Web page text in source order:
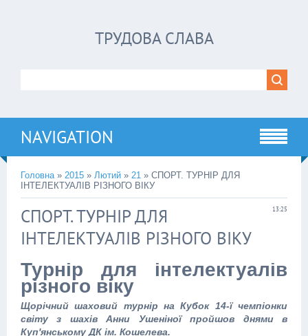
ТРУДОВА СЛАВА
NAVIGATION
Головна» 2015 » Лютий » 21 » СПОРТ. ТУРНІР ДЛЯ
ІНТЕЛЕКТУАЛІВ РІЗНОГО ВІКУ
13:25
СПОРТ. ТУРНІР ДЛЯ
ІНТЕЛЕКТУАЛІВ РІЗНОГО ВІКУ
Турнір для інтелектуалів
різного віку
Щорічний шаховий турнір на Кубок 14-ї чемпіонки
світу з шахів Анни Ушеніної пройшов днями в
Куп'янському ДК ім. Кошелева.